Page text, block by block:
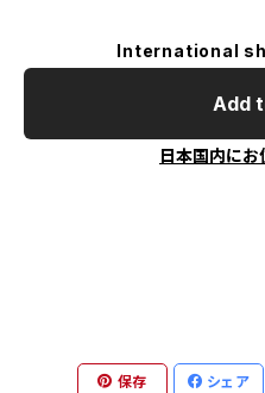
International
Add
日本国内にお
保存 シェア